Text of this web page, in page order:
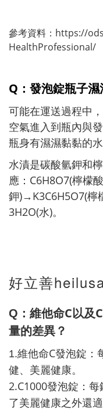
參考資料： https://
HealthProfessional/
Q ： 發泡錠瓶子濕
可能在運送過程中
空氣進入到瓶內與
瓶身有濕濕黏黏的水
水漬是碳酸氫鉀和
應：C6H8O7(檸檬
鉀)→K3C6H5O7(檸
3H2O(水)。
好立善
Q ：維他命C 以及
量的差異？
1.維他命C發泡錠：
健、美麗健康。
2.C1000發泡錠：每
了美麗健康之外還